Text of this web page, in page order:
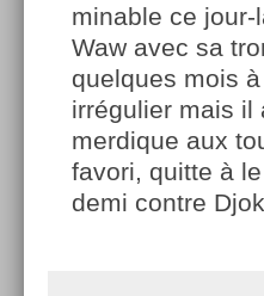
minable ce jour-
Waw avec sa
quelques mois à
irrégulier mais il
merdique aux
favori, quitte à
demi contre